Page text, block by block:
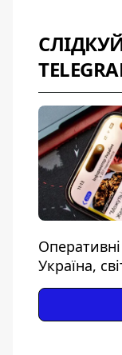
Україна,